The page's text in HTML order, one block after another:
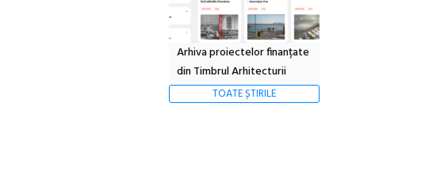
Arhiva proiectelor finanțate
din Timbrul Arhitecturii
TOATE ȘTIRILE